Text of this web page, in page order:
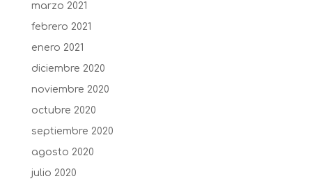
marzo 2021
febrero 2021
enero 2021
diciembre 2020
noviembre 2020
octubre 2020
septiembre 2020
agosto 2020
julio 2020